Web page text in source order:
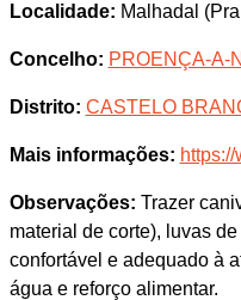
Localidade: Malhadal
Concelho: PROENÇA-A-
Distrito: CASTELO
Mais informações:
Observações: Trazer
material de corte), luvas
confortável e adequado à
água e reforço alimentar.